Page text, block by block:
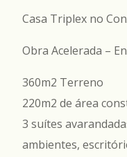
Casa Triplex no
Obra Acelerada –
360m2 Terreno
220m2 de área
3 suítes
ambientes,